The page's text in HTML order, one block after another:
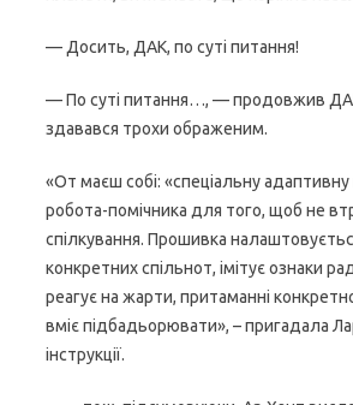
— Досить, ДАК, по суті питання!
— По суті питання…, — продовжив
здавався трохи ображеним.
«От маєш собі: «спеціальну
робота-помічника для того, щоб не
спілкування. Прошивка
конкретних спільнот, імітує ознаки
реагує на жарти, притаманні
вміє підбадьорювати», – пригадала
інструкції.